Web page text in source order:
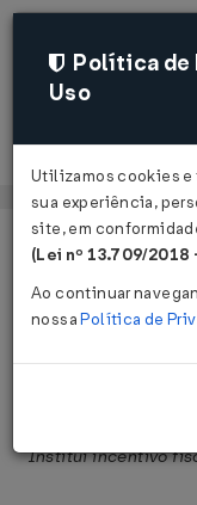
Página Inicial
Decreto-Lei
Institui incentivo
Política de
Uso
Utilizamos cookies
sua experiência,
site, em
(Lei nº 13.709/2018
Ao continuar
nossaPolítica de